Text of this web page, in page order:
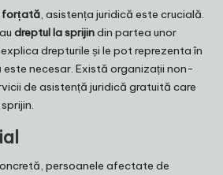
forțată, asistența juridică este crucială.
dreptul la sprijindin partea unor
drepturile și le pot reprezenta în
necesar. Există organizații non-
de asistență juridică gratuită care
persoanele afectate de